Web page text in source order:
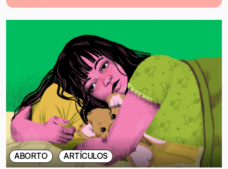
ABORTO ARTÍCULOS